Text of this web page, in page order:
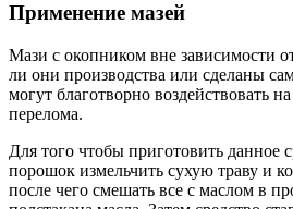
Применение мазей
Мази с окопником вне зависимости
ли они производства или сделаны
могут благотворно воздействовать
перелома.
Для того чтобы приготовить данное
порошок измельчить сухую траву и
после чего смешать все с маслом в